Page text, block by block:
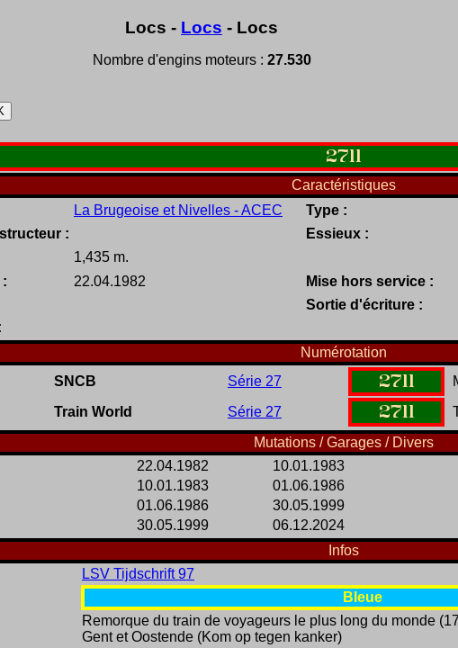
Locs - Locs - Locs
Nombre d'engins moteurs : 27.530
2711
Caractéristiques
La Brugeoise et Nivelles - ACEC
Type :
:
Essieux :
1,435 m.
22.04.1982 Mise hors service :
Sortie d'écriture :
Numérotation
SNCB Série 27 2711
Train World Série 27 2711
Mutations / Garages / Divers
22.04.1982
10.01.1983
10.01.1983
01.06.1986
01.06.1986
30.05.1999
30.05.1999
06.12.2024
Infos
LSV Tijdschrift 97
Bleue
Remorque du train de voyageurs le plus long du monde
Gent et Oostende (Kom op tegen kanker)